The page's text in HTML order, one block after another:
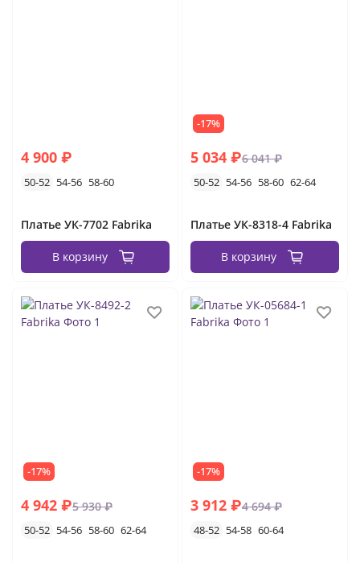
4 900 ₽
50-52 54-56 58-60
Платье УК-7702 Fabrika
В корзину
-17%
5 034 ₽6 041 ₽
50-52 54-56 58-60 62-64
Платье УК-8318-4 Fabrika
В корзину
-17%
4 942 ₽5 930 ₽
50-52 54-56 58-60 62-64
-17%
3 912 ₽4 694 ₽
48-52 54-58 60-64